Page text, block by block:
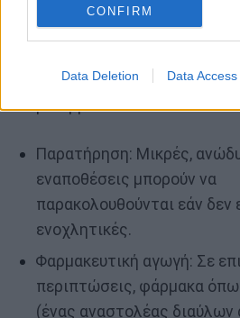
CONFIRM
Data Deletion Data Access
Η θεραπεία εξαρτάται από την
αισθητικά προβλήματα. Οι
περιλαμβάνουν:
Παρατήρηση: Μικρές,
εναποθέσεις μπορούν να
παρακολουθούνται εάν δεν
ενοχλητικές.
Φαρμακευτική αγωγή: Σε
περιπτώσεις, φάρμακα
(ένας αναστολέας διαύλων